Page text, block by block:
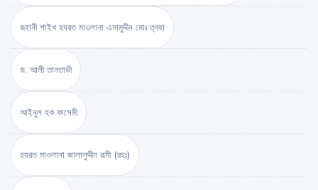
রূহানী শাইখ হযরত মাওলানা এমামুদ্দীন মোঃ ত্বহা
ড. আলী তানতাভী
আইনুল হক কাসেমী
হযরত মাওলানা জালালুদ্দীন রূমী (রহঃ)